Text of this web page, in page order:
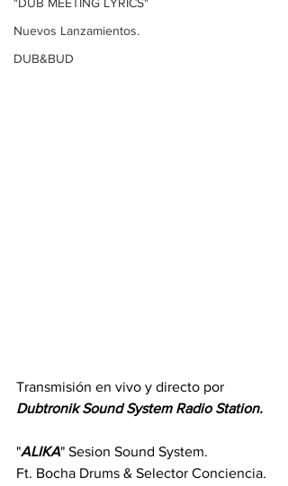
Nuevos Lanzamientos.
DUB&BUD
Transmisión en vivo y directo por
Dubtronik Sound System Radio Station.
"ALIKA" Sesion Sound System.
Ft. Bocha Drums & Selector Conciencia.